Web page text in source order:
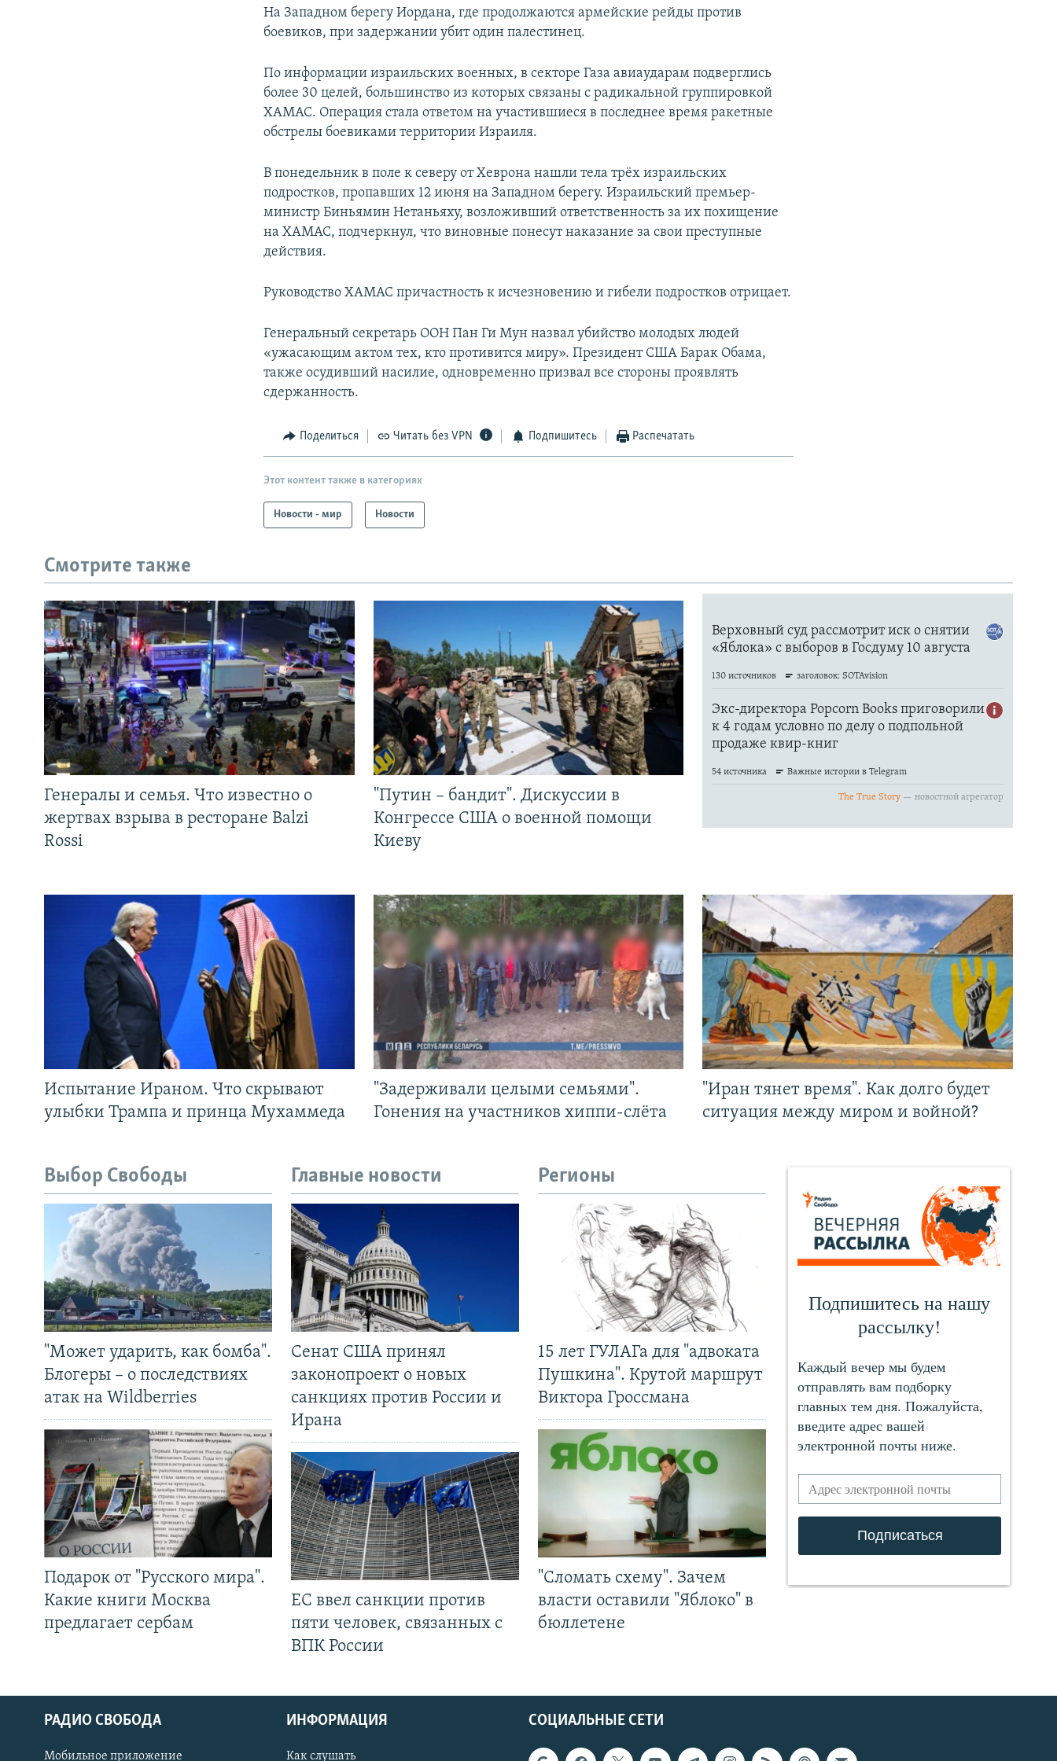
На Западном берегу Иордана, где продолжаются армейские рейды против
боевиков, при задержании убит один палестинец.
По информации израильских военных, в секторе Газа авиаударам подверглись
более 30 целей, большинство из которых связаны с радикальной группировкой
ХАМАС. Операция стала ответом на участившиеся в последнее время ракетные
обстрелы боевиками территории Израиля.
В понедельник в поле к северу от Хеврона нашли тела трёх израильских
подростков, пропавших 12 июня на Западном берегу. Израильский премьер-
министр Биньямин Нетаньяху, возложивший ответственность за их похищение
на ХАМАС, подчеркнул, что виновные понесут наказание за свои преступные
действия.
Руководство ХАМАС причастность к исчезновению и гибели подростков отрицает.
Генеральный секретарь ООН Пан Ги Мун назвал убийство молодых людей
«ужасающим актом тех, кто противится миру». Президент США Барак Обама,
также осудивший насилие, одновременно призвал все стороны проявлять
сдержанность.
Поделиться Читать без VPN Подпишитесь Распечатать
Этот контент также в категориях
Новости - мир Новости
Смотрите также
Генералы и семья. Что известно о
жертвах взрыва в ресторане Balzi
Rossi
"Путин – бандит". Дискуссии в
Конгрессе США о военной помощи
Киеву
Испытание Ираном. Что скрывают
улыбки Трампа и принца Мухаммеда
"Задерживали целыми семьями".
Гонения на участников хиппи-слёта
"Иран тянет время". Как долго будет
ситуация между миром и войной?
Выбор Свободы
"Может ударить, как бомба".
Блогеры – о последствиях
атак на Wildberries
Подарок от "Русского мира".
Какие книги Москва
предлагает сербам
Главные новости
Сенат США принял
законопроект о новых
санкциях против России и
Ирана
ЕС ввел санкции против
пяти человек, связанных с
ВПК России
Регионы
15 лет ГУЛАГа для "адвоката
Пушкина". Крутой маршрут
Виктора Гроссмана
"Сломать схему". Зачем
власти оставили "Яблоко" в
бюллетене
СОЦИАЛЬНЫЕ СЕТИ
РАДИО СВОБОДА
Мобильное приложение
ИНФОРМАЦИЯ
Как слушать